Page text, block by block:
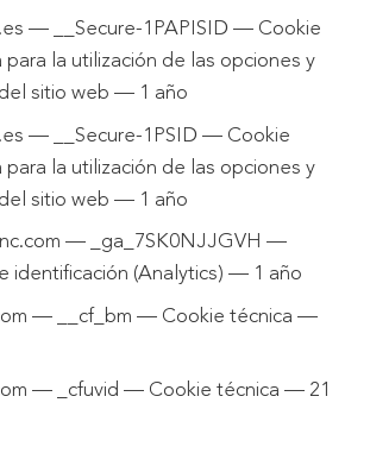
— __Secure-1PAPISID — Cookie
para la utilización de las opciones y
sitio web — 1 año
— __Secure-1PSID — Cookie
para la utilización de las opciones y
sitio web — 1 año
— _ga_7SK0NJJGVH —
identificación (Analytics) — 1 año
— __cf_bm — Cookie técnica —
— _cfuvid — Cookie técnica — 21